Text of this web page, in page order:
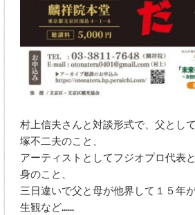
村上信夫さんと対談形式で、父とし
塚不二夫のこと、
アーティストとしてフジオプロ代表
身のこと、
三日違いで父と母が他界して１５年
生観など……